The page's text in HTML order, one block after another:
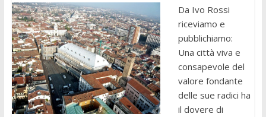
Da Ivo Rossi
riceviamo e
pubblichiamo:
Una città viva e
consapevole del
valore fondante
delle sue radici ha
il dovere di